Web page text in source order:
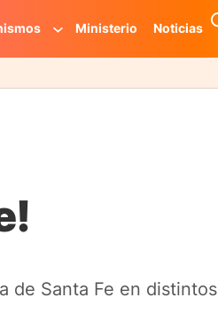
Ministerio Noticias
de Santa Fe en distintos